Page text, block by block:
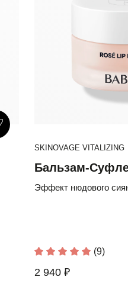
SKINOVAGE VITALIZING
Бальзам-
Эффект нюдового
(9)
2 940 ₽